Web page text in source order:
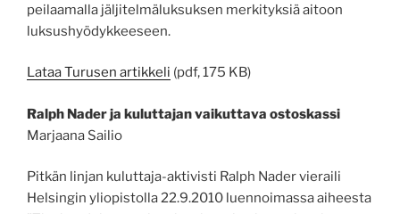
peilaamalla jäljitelmäluksuksen merkityksiä aitoon
luksushyödykkeeseen.
Lataa Turusen artikkeli (pdf, 175 KB)
Ralph Nader ja kuluttajan vaikuttava ostoskassi
Marjaana Sailio
Pitkän linjan kuluttaja-aktivisti Ralph Nader vieraili
Helsingin yliopistolla 22.9.2010 luennoimassa aiheesta